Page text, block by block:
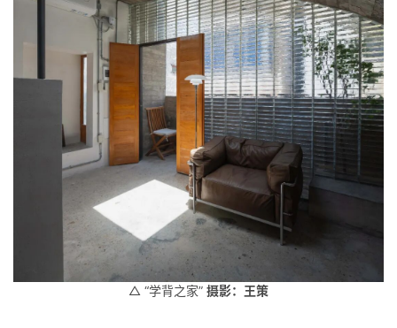
△ “学背之家” 摄影：王策